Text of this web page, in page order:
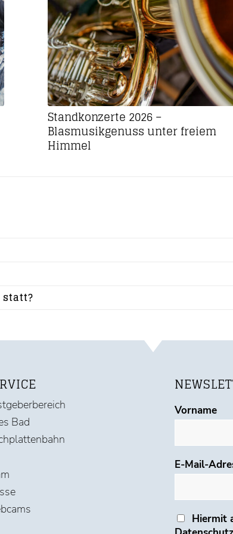
Standkonzerte 2026 –
Blasmusikgenuss unter freiem
Himmel
Bad
Vorname
E-Mail-
Hiermit